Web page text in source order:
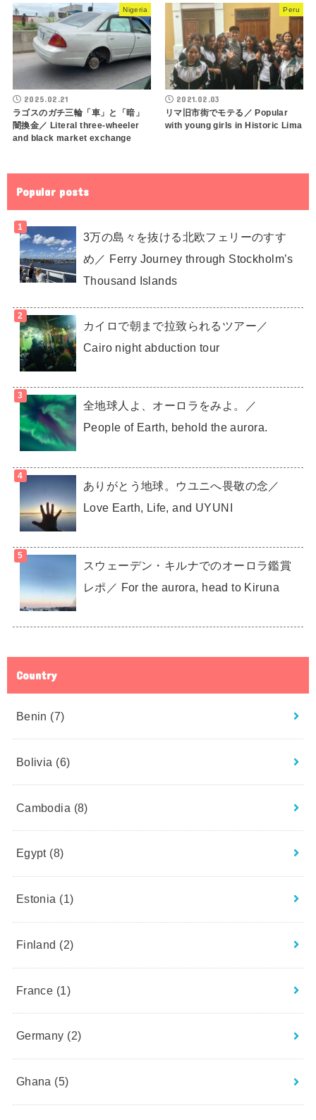
Nigeria
2025.02.21
ラゴスのガチ三輪「車」と「暗」
闇換金／ Literal three-wheeler
and black market exchange
Peru
2021.02.03
リマ旧市街でモテる／ Popular
with young girls in Historic Lima
Popular posts
3万の島々を抜ける北欧フェリーのすす
め／ Ferry Journey through Stockholm’s
Thousand Islands
カイロで朝まで拉致られるツアー／
Cairo night abduction tour
全地球人よ、オーロラをみよ。／
People of Earth, behold the aurora.
ありがとう地球。ウユニへ畏敬の念／
Love Earth, Life, and UYUNI
スウェーデン・キルナでのオーロラ鑑賞
レポ／ For the aurora, head to Kiruna
Country
Benin (7)
Bolivia (6)
Cambodia (8)
Egypt (8)
Estonia (1)
Finland (2)
France (1)
Germany (2)
Ghana (5)